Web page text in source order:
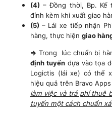
(4) – Đồng thời, Bp. Kế
đính kèm khi xuất giao
(5) – Lái xe tiếp nhận
hàng, thực hiện giao
=> Trong lúc chuẩn bị
định tuyếndựa vào tọa
Logictis (lái xe) có thể
hiệu quả trên Bravo Apps
làm việc và trả phí thuê
tuyến một cách chuẩn